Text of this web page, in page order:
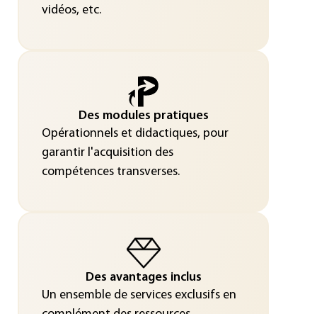
vidéos, etc.
Des modules pratiques
Opérationnels et didactiques, pour
garantir l'acquisition des
compétences transverses.
Des avantages inclus
Un ensemble de services exclusifs en